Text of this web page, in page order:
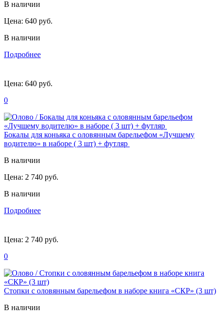
В наличии
Цена: 640 руб.
В наличии
Подробнее
Цена: 640 руб.
0
Бокалы для коньяка с оловянным барельефом «Лучшему
водителю» в наборе ( 3 шт) + футляр
В наличии
Цена: 2 740 руб.
В наличии
Подробнее
Цена: 2 740 руб.
0
Стопки с оловянным барельефом в наборе книга «СКР» (3 шт)
В наличии